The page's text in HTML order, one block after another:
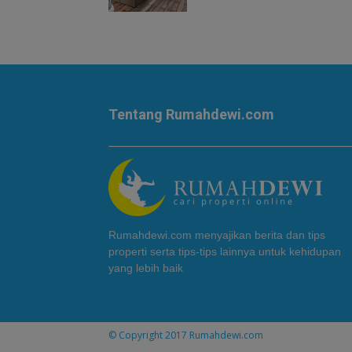
Tentang Rumahdewi.com
Rumahdewi.com menyajikan berita dan tips
properti serta tips-tips lainnya untuk kehidupan
yang lebih baik
© Copyright 2017 Rumahdewi.com